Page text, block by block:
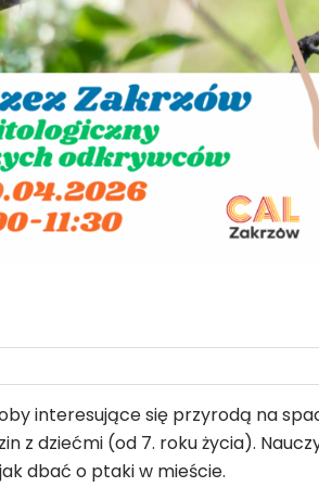
interesujące się przyrodą na
z dziećmi (od 7. roku życia).
dbać o ptaki w mieście.